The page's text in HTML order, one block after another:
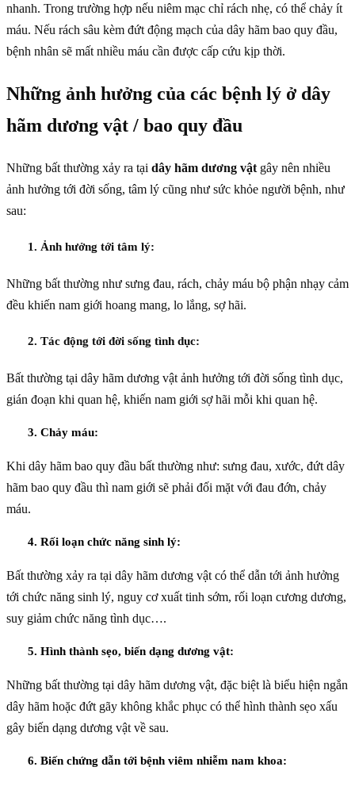
nhanh. Trong trường hợp nếu niêm mạc chỉ rách nhẹ, có thể chảy ít
máu. Nếu rách sâu kèm đứt động mạch của dây hãm bao quy đầu,
bệnh nhân sẽ mất nhiều máu cần được cấp cứu kịp thời.
Những ảnh hưởng của các bệnh lý ở dây
hãm dương vật / bao quy đầu
Những bất thường xảy ra tại dây hãm dương vật gây nên nhiều
ảnh hưởng tới đời sống, tâm lý cũng như sức khỏe người bệnh, như
sau:
1. Ảnh hưởng tới tâm lý:
Những bất thường như sưng đau, rách, chảy máu bộ phận nhạy cảm
đều khiến nam giới hoang mang, lo lắng, sợ hãi.
2. Tác động tới đời sống tình dục:
Bất thường tại dây hãm dương vật ảnh hưởng tới đời sống tình dục,
gián đoạn khi quan hệ, khiến nam giới sợ hãi mỗi khi quan hệ.
3. Chảy máu:
Khi dây hãm bao quy đầu bất thường như: sưng đau, xước, đứt dây
hãm bao quy đầu thì nam giới sẽ phải đối mặt với đau đớn, chảy
máu.
4. Rối loạn chức năng sinh lý:
Bất thường xảy ra tại dây hãm dương vật có thể dẫn tới ảnh hưởng
tới chức năng sinh lý, nguy cơ xuất tinh sớm, rối loạn cương dương,
suy giảm chức năng tình dục….
5. Hình thành sẹo, biến dạng dương vật:
Những bất thường tại dây hãm dương vật, đặc biệt là biểu hiện ngắn
dây hãm hoặc đứt gãy không khắc phục có thể hình thành sẹo xấu
gây biến dạng dương vật về sau.
6. Biến chứng dẫn tới bệnh viêm nhiễm nam khoa: